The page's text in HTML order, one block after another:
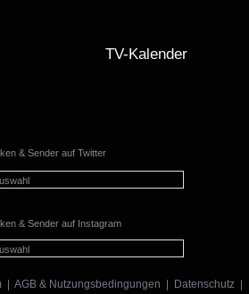
TV-Kalender
& Sender auf Twitter
& Sender auf Instagram
AGB & Nutzungsbedingungen Datenschutz